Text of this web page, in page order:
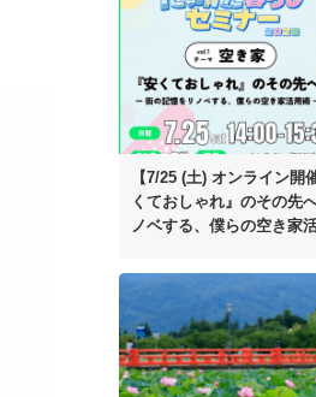
【7/25 (土) オンライン開
くておしゃれ』のその先へ
ノベする、 僕らの空き家